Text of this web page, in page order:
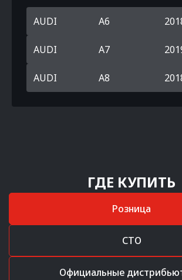
AUDI A6
AUDI A7
AUDI A8
ГДЕ КУПИТЬ
Розница
СТО
Официальные